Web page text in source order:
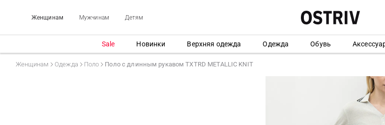
Женщинам Мужчинам Детям
Sale Новинки Верхняя одежда Одежда Обувь
Женщинам Одежда Поло Поло с длинным рукавом TXTRD METALLIC KNIT